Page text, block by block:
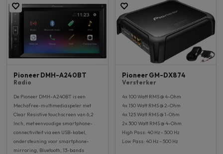
Pioneer DMH-A240BT
Radio
De Pioneer DMH-A240BT is een
Mechafree-multimediaspeler met
Clear Resistive touchscreen van 6,2
Inch, met eenvoudige smartphone-
connectiviteit via een USB-kabel,
ondersteuning voor smartphone-
mirroring, Bluetooth, 13-bands
Pioneer GM-DX874
Versterker
4x 100 Watt RMS @ 4-Ohm
4x 150 Watt RMS @ 2-Ohm
4x 125 Watt RMS @ 1-Ohm
2x 300 Watt RMS @ 4-Ohm
High Pass: 40 Hz - 500 Hz
Low Pass: 40 Hz – 500 Hz